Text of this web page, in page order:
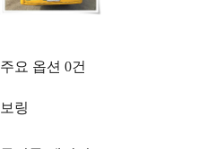
주요 옵션 0건
보링